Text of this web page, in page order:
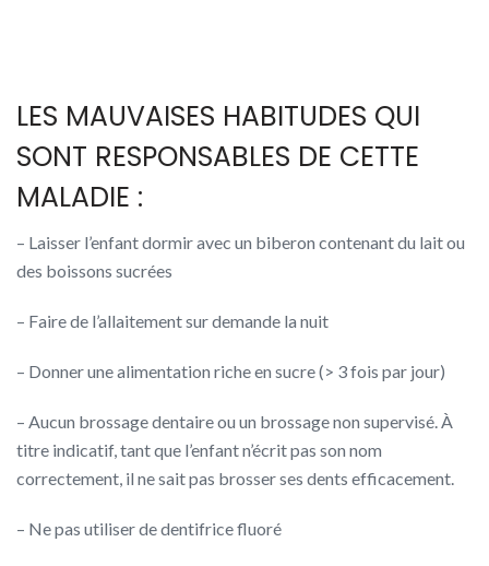
LES MAUVAISES HABITUDES QUI
SONT RESPONSABLES DE CETTE
MALADIE :
– Laisser l’enfant dormir avec un biberon contenant du lait ou
des boissons sucrées
– Faire de l’allaitement sur demande la nuit
– Donner une alimentation riche en sucre (> 3 fois par jour)
– Aucun brossage dentaire ou un brossage non supervisé. À
titre indicatif, tant que l’enfant n’écrit pas son nom
correctement, il ne sait pas brosser ses dents efficacement.
– Ne pas utiliser de dentifrice fluoré